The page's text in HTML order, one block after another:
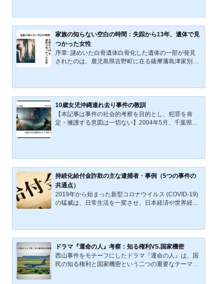
報道がなされた。（参考：長野・塩尻 県議の妻変
死 首に絞められたような痕 殺害された疑いで捜
査 NHKニュース2021年9月30日付）事件発生から1
年以上が過ぎた令和4（2022）年11月29日、現職の長
野県議員丸山大輔容疑者が殺人の容疑で逮捕（逮捕は
2022年11月28日）の報道がなされた。丸山大輔容疑
者は容疑を否認しているという。...
家族の知らない空白の時間：失踪から13年、遺体で見
つかった女性
序章: 謎めいた白骨遺体白骨化した遺体の一部が発見
されたのは、鹿児島県吉野町に在る薩摩藩島津家別邸
だった。同男性から通報を受けた警察が遺体の身元特
定、死体遺棄事件（殺人事件も視野に入るだろう）の
捜査を開始したのは、2019年8月13日、旧盆の午後だ
った。事件概要身元不明の一部白骨化した遺体が発見
されてから10日以上が経った2019年8月26日、鹿児島
10歳女児沖縄連れ去り事件の教訓
【本記事は事件の社会的考察を目的とし、犯罪を肯
定・擁護する意図は一切ない】2004年5月、千葉県か
わたって連れ回し、その間、女児の健康や安全への懸
念が高まった。幸いにも女児は無事保護され、この事
件から多くの教訓が得られた。事件概要2004年5月某
日18時頃、千葉県内に住...
持続化給付金詐欺の主な逮捕者・事例（5つの事件の
共通点）
2019年から始まった新型コロナウイルス (COVID-19)
の猛威は、日常生活を一変させ、日本経済や世界経済
人事業主、中小企業などへの緊急的な支援・対応策
「持続化給付金」「家賃支援給付金」などの給付を開
始した。急激に悪化する経済情勢のなか、緊急性が最
重要視される「持続化給付金」「家賃支援給付金」な
どは、申請・審査が簡略化されたため、不正受給（詐
ドラマ『運命の人』考察：知る権利VS.国家機密
西山事件をモチーフにしたドラマ『運命の人』は、国
民の知る権利と国家機密という二つの重要なテーマの